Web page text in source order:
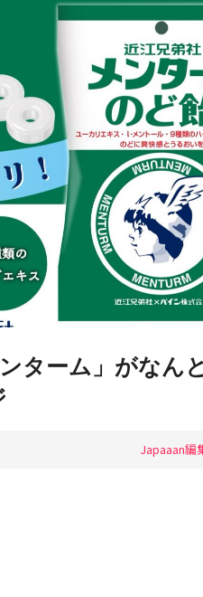
ターム」がなん
Japaaan編